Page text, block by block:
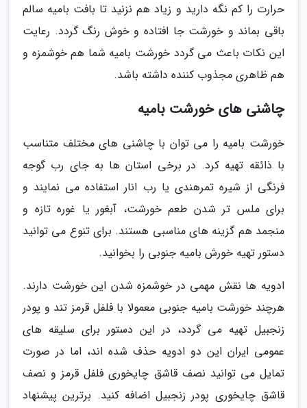
حرارت را کم نگه دارید و زیاد هم نزنید تا بافت بامیه سالم
باقی بماند و خورشت جا افتاده و خوش رنگ گردد. رعایت
این نکات باعث می گردد خورشت بامیه شما هم خوشمزه و
هم ظاهری مجذوب کننده داشته باشد.
چاشنی های خورشت بامیه
خورشت بامیه را می توان با چاشنی های مختلف متناسب
با ذائقه تهیه کرد. در برخی استان ها به جای رب گوجه
فرنگی از شیره تمرهندی یا رب انار استفاده می نمایند و
برای ملس تر شدن طعم خورشت، آبغور یا غوره تازه و
منجمد هم گزینه های مناسبی هستند. برای تنوع می توانید
دستور تهیه خورش بامیه جنوبی را بخوانید.
ادویه ها نقش مهمی در خوشمزه شدن این خورشت دارند.
هرچند خورشت بامیه جنوبی معمولا با فلفل قرمز تند و پودر
زنجبیل تهیه می گردد، در این دستور برای سلیقه های
عمومی ایران این دو ادویه حذف شده اند، اما در صورت
تمایل می توانید نصف قاشق چایخوری فلفل قرمز و نصف
قاشق چایخوری پودر زنجبیل اضافه کنید. برترین پیشنهاد